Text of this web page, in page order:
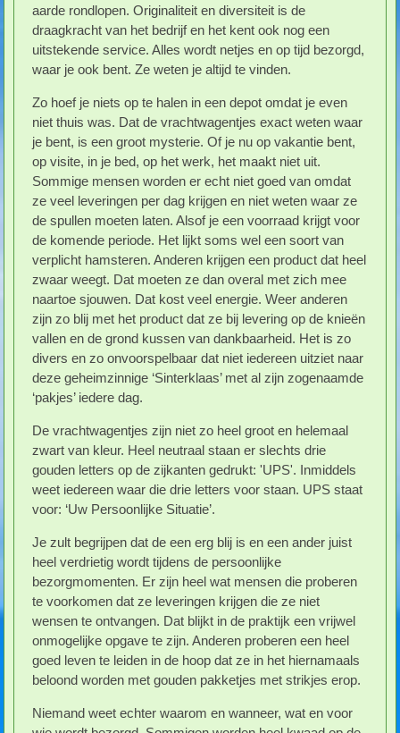
aarde rondlopen. Originaliteit en diversiteit is de
draagkracht van het bedrijf en het kent ook nog een
uitstekende service. Alles wordt netjes en op tijd bezorgd,
waar je ook bent. Ze weten je altijd te vinden.
Zo hoef je niets op te halen in een depot omdat je even
niet thuis was. Dat de vrachtwagentjes exact weten waar
je bent, is een groot mysterie. Of je nu op vakantie bent,
op visite, in je bed, op het werk, het maakt niet uit.
Sommige mensen worden er echt niet goed van omdat
ze veel leveringen per dag krijgen en niet weten waar ze
de spullen moeten laten. Alsof je een voorraad krijgt voor
de komende periode. Het lijkt soms wel een soort van
verplicht hamsteren. Anderen krijgen een product dat heel
zwaar weegt. Dat moeten ze dan overal met zich mee
naartoe sjouwen. Dat kost veel energie. Weer anderen
zijn zo blij met het product dat ze bij levering op de knieën
vallen en de grond kussen van dankbaarheid. Het is zo
divers en zo onvoorspelbaar dat niet iedereen uitziet naar
deze geheimzinnige ‘Sinterklaas’ met al zijn zogenaamde
‘pakjes’ iedere dag.
De vrachtwagentjes zijn niet zo heel groot en helemaal
zwart van kleur. Heel neutraal staan er slechts drie
gouden letters op de zijkanten gedrukt: 'UPS'. Inmiddels
weet iedereen waar die drie letters voor staan. UPS staat
voor: ‘Uw Persoonlijke Situatie’.
Je zult begrijpen dat de een erg blij is en een ander juist
heel verdrietig wordt tijdens de persoonlijke
bezorgmomenten. Er zijn heel wat mensen die proberen
te voorkomen dat ze leveringen krijgen die ze niet
wensen te ontvangen. Dat blijkt in de praktijk een vrijwel
onmogelijke opgave te zijn. Anderen proberen een heel
goed leven te leiden in de hoop dat ze in het hiernamaals
beloond worden met gouden pakketjes met strikjes erop.
Niemand weet echter waarom en wanneer, wat en voor